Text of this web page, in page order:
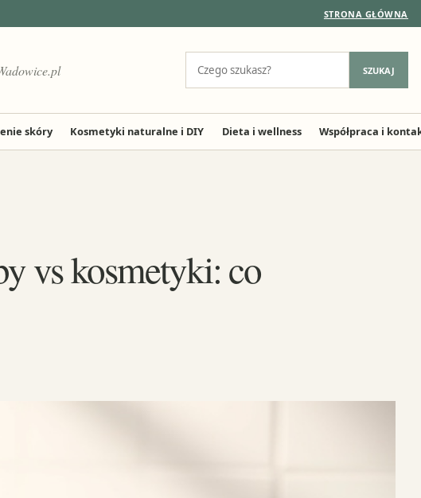
STRONA GŁÓWNA
SZUKAJ
skóry Kosmetyki naturalne i DIY Dieta i wellness Współpraca i
vs kosmetyki: co